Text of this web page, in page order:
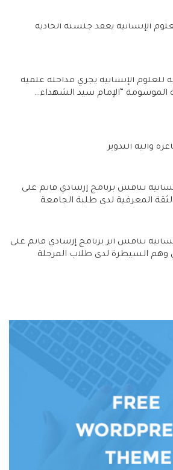
الإنسانية يعقد جلسته الحادية
للعلوم الإنسانية يجري مداخلة علمية
الموسومة “الإمام سيد الشهداء…
وآلية التدوير
تناقش برنامج إرشادي قائم على
المعرفية لدى طلبة الجامعة
تناقش أثر برنامج إرشادي قائم على
السيطرة لدى طلاب المرحلة